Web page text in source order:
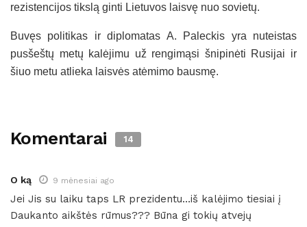
rezistencijos tikslą ginti Lietuvos laisvę nuo sovietų.
Buvęs politikas ir diplomatas A. Paleckis yra nuteistas
pusšeštų metų kalėjimu už rengimąsi šnipinėti Rusijai ir
šiuo metu atlieka laisvės atėmimo bausmę.
Komentarai 14
O ką 9 mėnesiai ago
Jei Jis su laiku taps LR prezidentu…iš kalėjimo tiesiai į
Daukanto aikštės rūmus??? Būna gi tokių atvejų